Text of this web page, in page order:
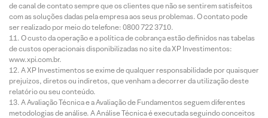
de canal de contato sempre que os clientes que não se sentirem satisfeitos
com as soluções dadas pela empresa aos seus problemas. O contato pode
ser realizado por meio do telefone: 0800 722 3710.
O custo da operação e a política de cobrança estão definidos nas tabelas
de custos operacionais disponibilizadas no site da XP Investimentos:
www.xpi.com.br.
A XP Investimentos se exime de qualquer responsabilidade por quaisquer
prejuízos, diretos ou indiretos, que venham a decorrer da utilização deste
relatório ou seu conteúdo.
A Avaliação Técnica e a Avaliação de Fundamentos seguem diferentes
metodologias de análise. A Análise Técnica é executada seguindo conceitos